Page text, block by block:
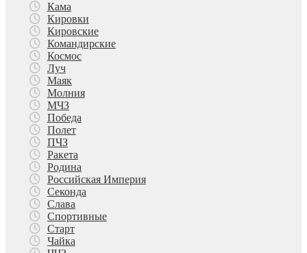
Кама
Кировки
Кировские
Командирские
Космос
Луч
Маяк
Молния
МЧЗ
Победа
Полет
ПЧЗ
Ракета
Родина
Российская Империя
Секонда
Слава
Спортивные
Старт
Чайка